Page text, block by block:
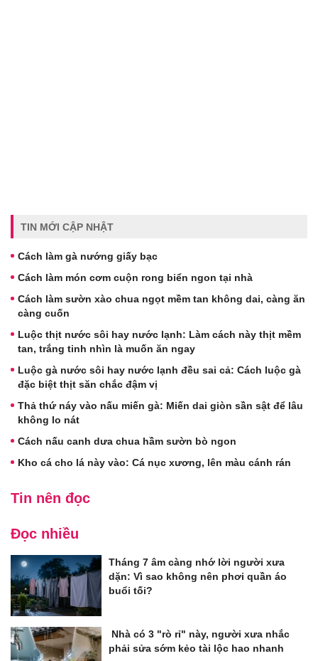
TIN MỚI CẬP NHẬT
Cách làm gà nướng giấy bạc
Cách làm món cơm cuộn rong biển ngon tại nhà
Cách làm sườn xào chua ngọt mềm tan không dai, càng ăn
càng cuốn
Luộc thịt nước sôi hay nước lạnh: Làm cách này thịt mềm
tan, trắng tinh nhìn là muốn ăn ngay
Luộc gà nước sôi hay nước lạnh đều sai cả: Cách luộc gà
đặc biệt thịt săn chắc đậm vị
Thả thứ náy vào nấu miến gà: Miến dai giòn sần sật để lâu
không lo nát
Cách nấu canh dưa chua hầm sườn bò ngon
Kho cá cho lá này vào: Cá nục xương, lên màu cánh rán
Tin nên đọc
Đọc nhiều
Tháng 7 âm càng nhớ lời người xưa
dặn: Vì sao không nên phơi quần áo
buổi tối?
Nhà có 3 "rò rỉ" này, người xưa nhắc
phải sửa sớm kẻo tài lộc hao nhanh